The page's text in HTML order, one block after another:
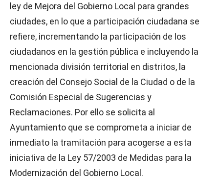
ley de Mejora del Gobierno Local para grandes
ciudades, en lo que a participación ciudadana se
refiere, incrementando la participación de los
ciudadanos en la gestión pública e incluyendo la
mencionada división territorial en distritos, la
creación del Consejo Social de la Ciudad o de la
Comisión Especial de Sugerencias y
Reclamaciones. Por ello se solicita al
Ayuntamiento que se comprometa a iniciar de
inmediato la tramitación para acogerse a esta
iniciativa de la Ley 57/2003 de Medidas para la
Modernización del Gobierno Local.